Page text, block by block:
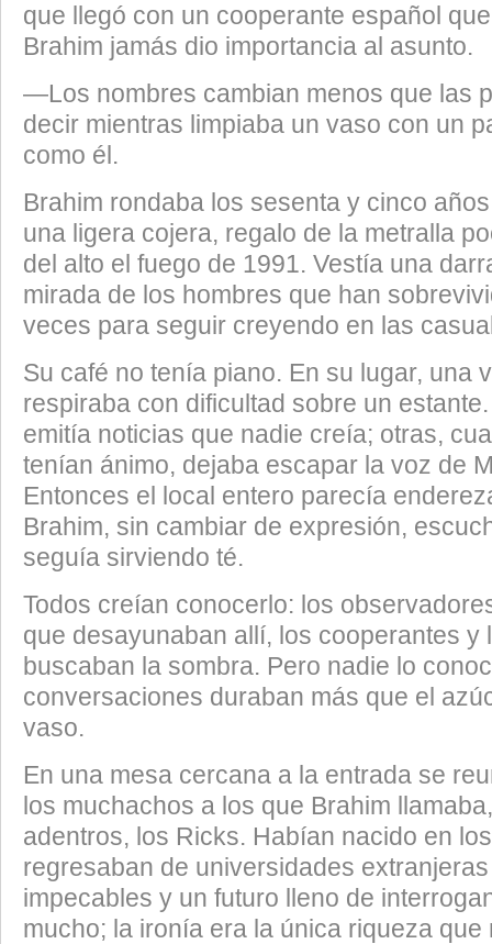
que llegó con un cooperante español
Brahim jamás dio importancia al asunto.
​—Los nombres cambian menos que las
decir mientras limpiaba un vaso con un
como él.
​Brahim rondaba los sesenta y cinco
una ligera cojera, regalo de la metralla
del alto el fuego de 1991. Vestía una
mirada de los hombres que han
veces para seguir creyendo en las
​Su café no tenía piano. En su lugar, una
respiraba con dificultad sobre un
emitía noticias que nadie creía; otras,
tenían ánimo, dejaba escapar la voz de
Entonces el local entero parecía
Brahim, sin cambiar de expresión,
seguía sirviendo té.
​Todos creían conocerlo: los
que desayunaban allí, los cooperantes y
buscaban la sombra. Pero nadie lo
conversaciones duraban más que el
vaso.
​En una mesa cercana a la entrada se
los muchachos a los que Brahim
adentros, los Ricks. Habían nacido en
regresaban de universidades
impecables y un futuro lleno de
mucho; la ironía era la única riqueza que